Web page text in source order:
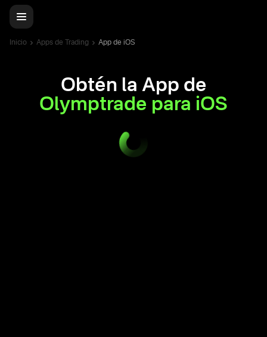
Inicio Apps de Trading App de iOS
Obtén la App de
Olymptrade para iOS